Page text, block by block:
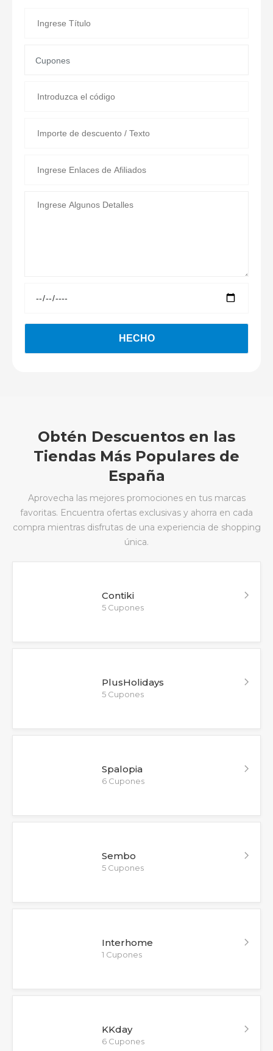
Obtén Descuentos en las
Tiendas Más Populares de
España
Aprovecha las mejores promociones en tus marcas
favoritas. Encuentra ofertas exclusivas y ahorra en cada
compra mientras disfrutas de una experiencia de shopping
única.
Contiki
5 Cupones
PlusHolidays
5 Cupones
Spalopia
6 Cupones
Sembo
5 Cupones
Interhome
1 Cupones
KKday
6 Cupones